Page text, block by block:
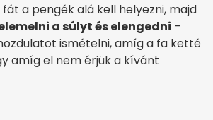
a pengék alá kell helyezni, majd
a súlyt és elengedni –
ismételni, amíg a fa ketté
amíg el nem érjük a kívánt